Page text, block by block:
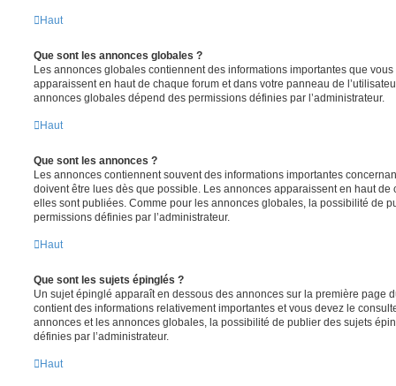
Haut
Que sont les annonces globales ?
Les annonces globales contiennent des informations importantes que
apparaissent en haut de chaque forum et dans votre panneau de
annonces globales dépend des permissions définies par l’administrateur.
Haut
Que sont les annonces ?
Les annonces contiennent souvent des informations importantes
doivent être lues dès que possible. Les annonces apparaissent en haut
elles sont publiées. Comme pour les annonces globales, la possibilité de
permissions définies par l’administrateur.
Haut
Que sont les sujets épinglés ?
Un sujet épinglé apparaît en dessous des annonces sur la première page
contient des informations relativement importantes et vous devez le
annonces et les annonces globales, la possibilité de publier des sujets
définies par l’administrateur.
Haut